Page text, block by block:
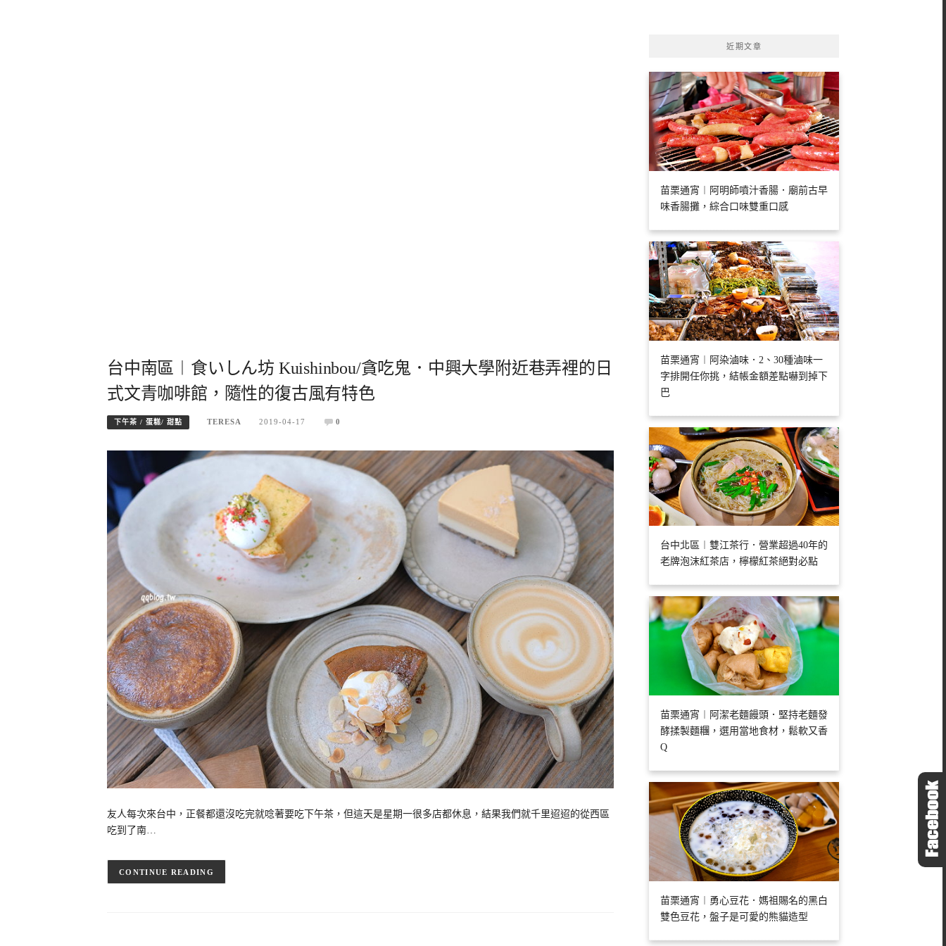
台中南區︱食いしん坊 Kuishinbou/貪吃鬼．中興大學附近巷弄裡的日
式文青咖啡館，隨性的復古風有特色
下午茶 / 蛋糕/ 甜點 TERESA 2019-04-17 0
友人每次來台中，正餐都還沒吃完就唸著要吃下午茶，但這天是星期一很多店都休息，結果我們就千里迢迢的從西區
吃到了南…
CONTINUE READING
近期文章
苗栗通宵︱阿明師噴汁香腸．廟前古早
味香腸攤，綜合口味雙重口感
苗栗通宵︱阿染滷味．2、30種滷味一
字排開任你挑，結帳金額差點嚇到掉下
巴
台中北區︱雙江茶行．營業超過40年的
老牌泡沫紅茶店，檸檬紅茶絕對必點
苗栗通宵︱阿潔老麵饅頭．堅持老麵發
酵揉製麵糰，選用當地食材，鬆軟又香
Q
苗栗通宵︱勇心豆花．媽祖賜名的黑白
雙色豆花，盤子是可愛的熊貓造型